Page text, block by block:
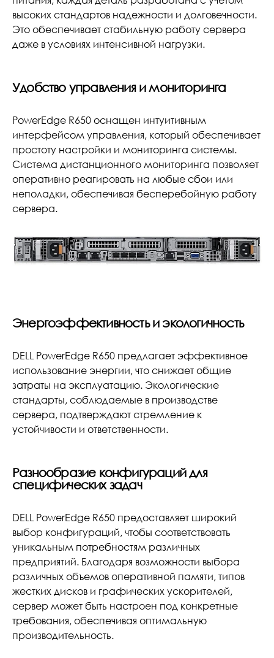
высоких стандартов надежности и долговечности.
Это обеспечивает стабильную работу сервера
даже в условиях интенсивной нагрузки.
Удобство управления и мониторинга
PowerEdge R650 оснащен интуитивным
интерфейсом управления, который обеспечивает
простоту настройки и мониторинга системы.
Система дистанционного мониторинга позволяет
оперативно реагировать на любые сбои или
неполадки, обеспечивая бесперебойную работу
сервера.
Энергоэффективность и экологичность
DELL PowerEdge R650 предлагает эффективное
использование энергии, что снижает общие
затраты на эксплуатацию. Экологические
стандарты, соблюдаемые в производстве
сервера, подтверждают стремление к
устойчивости и ответственности.
Разнообразие конфигураций для
специфических задач
DELL PowerEdge R650 предоставляет широкий
выбор конфигураций, чтобы соответствовать
уникальным потребностям различных
предприятий. Благодаря возможности выбора
различных объемов оперативной памяти, типов
жестких дисков и графических ускорителей,
сервер может быть настроен под конкретные
требования, обеспечивая оптимальную
производительность.